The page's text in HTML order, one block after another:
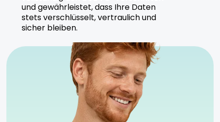
und gewährleistet, dass Ihre Daten
stets verschlüsselt, vertraulich und
sicher bleiben.